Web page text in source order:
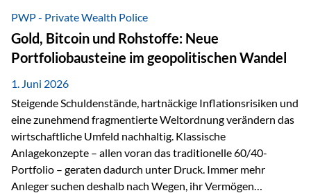
trotz Herausforderungen Die weltwirtschaftlichen
Rahmenbedingungen bleiben anspruchsvoll. Geopolitische
Unsicherheiten, eine verhaltene Investitionstätigkeit und
eine schwächere Nachfrage in wichtigen Exportmärkten
beeinflussen auch die liechtensteinische Wirtschaft.
Dennoch sieht…
PWP - Private Wealth Police
Gold, Bitcoin und Rohstoffe: Neue
Portfoliobausteine im geopolitischen Wandel
1. Juni 2026
Steigende Schuldenstände, hartnäckige Inflationsrisiken und
eine zunehmend fragmentierte Weltordnung verändern das
wirtschaftliche Umfeld nachhaltig. Klassische
Anlagekonzepte – allen voran das traditionelle 60/40-
Portfolio – geraten dadurch unter Druck. Immer mehr
Anleger suchen deshalb nach Wegen, ihr Vermögen